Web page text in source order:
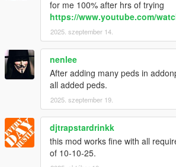
for me 100% after hrs of trying
https://www.youtube.com/
2025. szeptember 14.
nenlee
After adding many peds in
all added peds.
2025. szeptember 19.
djtrapstardrinkk
this mod works fine with all
of 10-10-25.